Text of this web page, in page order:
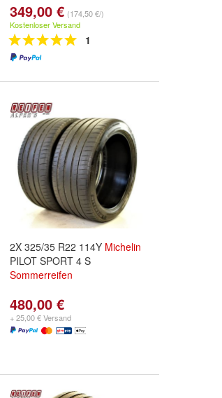
349,00 € (174,50 €/)
Kostenloser Versand
1
2X 325/35 R22 114Y Michelin
PILOT SPORT 4 S
Sommerreifen
480,00 €
+ 25,00 € Versand